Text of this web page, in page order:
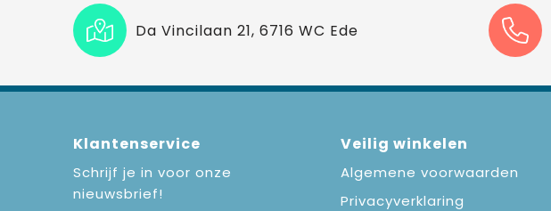
Da Vincilaan 21, 6716 WC Ede
Klantenservice
Schrijf je in voor onze
nieuwsbrief!
Veilig winkelen
Algemene voorwaarden
Privacyverklaring